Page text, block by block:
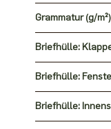
Grammatur (g/m²)
Briefhülle:
Briefhülle:
Briefhülle: